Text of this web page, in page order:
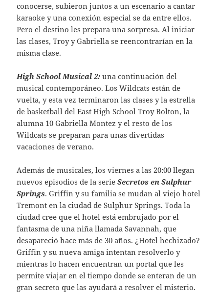
conocerse, subieron juntos a un escenario a cantar
karaoke y una conexión especial se da entre ellos.
Pero el destino les prepara una sorpresa. Al iniciar
las clases, Troy y Gabriella se reencontrarían en la
misma clase.
High School Musical 2:una continuación del
musical contemporáneo. Los Wildcats están de
vuelta, y esta vez terminaron las clases y la estrella
de basketball del East High School Troy Bolton, la
alumna 10 Gabriella Montez y el resto de los
Wildcats se preparan para unas divertidas
vacaciones de verano.
Además de musicales, los viernes a las 20:00 llegan
nuevos episodios de la serieSecretos en Sulphur
Springs. Griffin y su familia se mudan al viejo hotel
Tremont en la ciudad de Sulphur Springs. Toda la
ciudad cree que el hotel está embrujado por el
fantasma de una niña llamada Savannah, que
desapareció hace más de 30 años. ¿Hotel hechizado?
Griffin y su nueva amiga intentan resolverlo y
mientras lo hacen encuentran un portal que les
permite viajar en el tiempo donde se enteran de un
gran secreto que las ayudará a resolver el misterio.